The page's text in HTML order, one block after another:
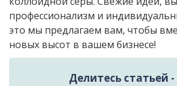
профессионализм и
это мы предлагаем вам, чтобы
новых высот в вашем бизнесе!
Делитесь статьей